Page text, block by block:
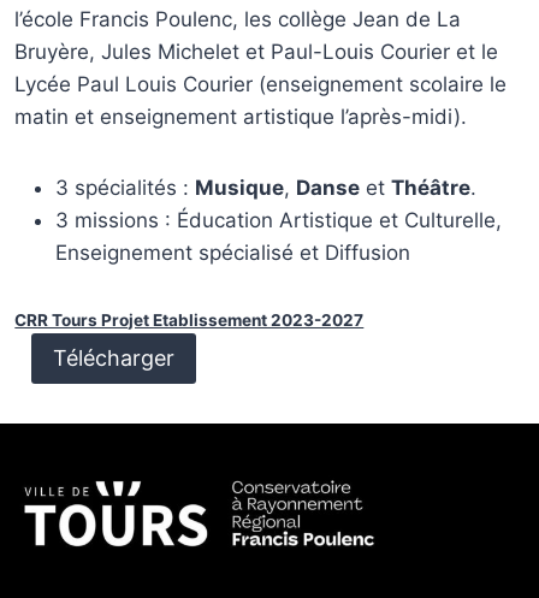
l’école Francis Poulenc, les collège Jean de La
Bruyère, Jules Michelet et Paul-Louis Courier et le
Lycée Paul Louis Courier (enseignement scolaire le
matin et enseignement artistique l’après-midi).
3 spécialités : Musique, Danse etThéâtre.
3 missions : Éducation Artistique et Culturelle,
Enseignement spécialisé et Diffusion
CRR Tours Projet Etablissement 2023-2027
Télécharger